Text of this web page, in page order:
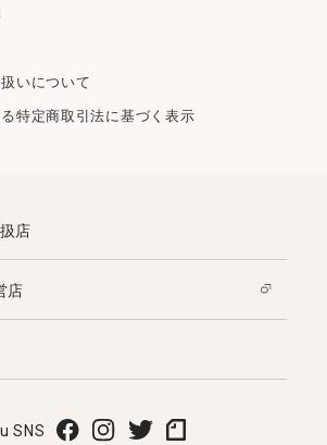
いについて
特定商取引法に基づく表示
店
店
SNS